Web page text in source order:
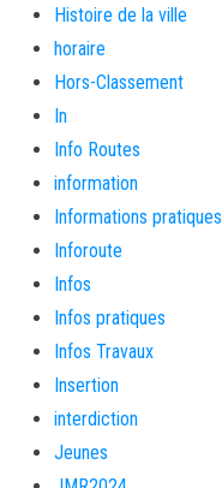
Histoire de la ville
horaire
Hors-Classement
In
Info Routes
information
Informations pratiques
Inforoute
Infos
Infos pratiques
Infos Travaux
Insertion
interdiction
Jeunes